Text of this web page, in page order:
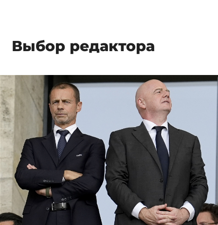
Выбор редактора